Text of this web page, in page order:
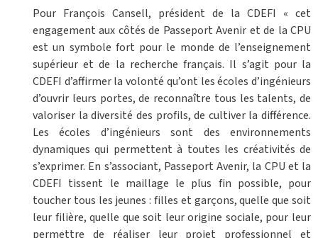
Pour François Cansell, président de la CDEFI « cet
engagement aux côtés de Passeport Avenir et de la CPU
est un symbole fort pour le monde de l’enseignement
supérieur et de la recherche français. Il s’agit pour la
CDEFI d’affirmer la volonté qu’ont les écoles d’ingénieurs
d’ouvrir leurs portes, de reconnaître tous les talents, de
valoriser la diversité des profils, de cultiver la différence.
Les écoles d’ingénieurs sont des environnements
dynamiques qui permettent à toutes les créativités de
s’exprimer. En s’associant, Passeport Avenir, la CPU et la
CDEFI tissent le maillage le plus fin possible, pour
toucher tous les jeunes : filles et garçons, quelle que soit
leur filière, quelle que soit leur origine sociale, pour leur
permettre de réaliser leur projet professionnel et